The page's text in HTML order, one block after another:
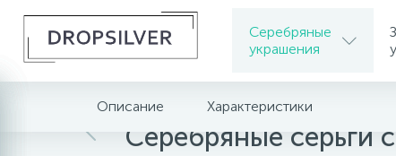
Серебряные
украшения
Главная Серебряные украшения
Серебряные серьги
Описание Характеристики